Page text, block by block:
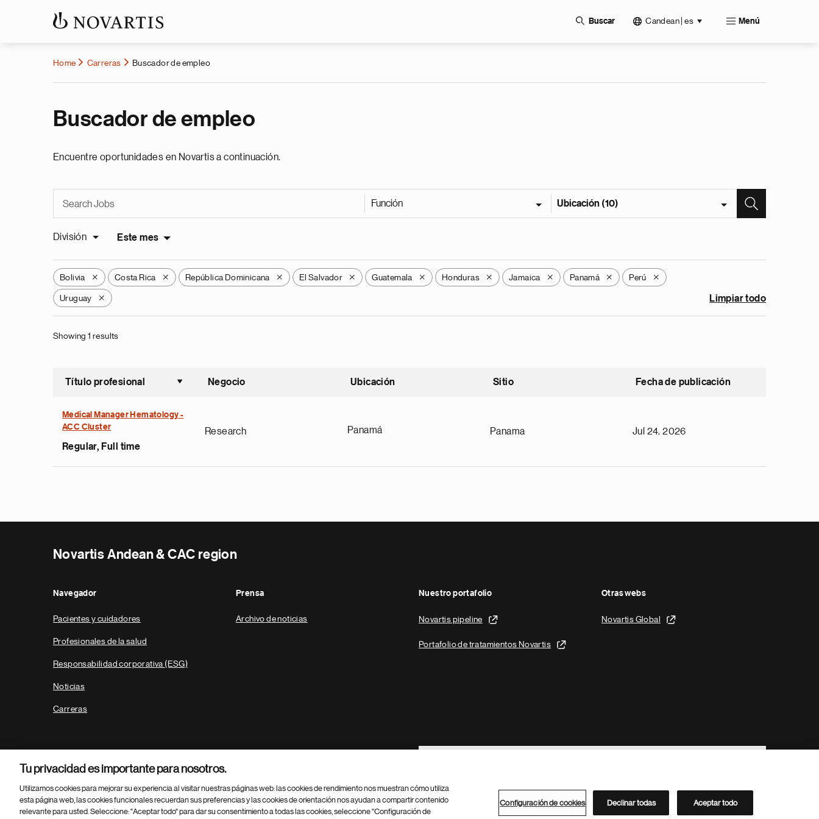
Buscar Candean | es Menú
Home Carreras Buscador de empleo
Buscador de empleo
Encuentre oportunidades en Novartis a continuación.
Función Ubicación (10)
División Este mes
Bolivia X Costa Rica X República Dominicana X El Salvador X Guatemala X Honduras X Jamaica X Panamá X Perú X
Uruguay X Limpiar todo
Showing 1 results
Título profesional
Ordenar ascendente
Negocio Ubicación Sitio Fecha de publicación
Medical Manager Hematology -
ACC Cluster
Regular, Full time
Research Panamá Panama Jul 24, 2026
Novartis Andean & CAC region
Navegador
Pacientes y cuidadores
Profesionales de la salud
Responsabilidad corporativa (ESG)
Noticias
Carreras
Prensa
Archivo de noticias
Nuestro portafolio
Novartis pipeline
Portafolio de tratamientos Novartis
Otras webs
Novartis Global
Footer Site Search
Parte
© 2026 Novartis AG Directorio de Novartis
Tu privacidad es importante para nosotros.
Utilizamos cookies para mejorar su experiencia al visitar nuestras páginas web: las cookies de rendimiento nos muestran cómo utiliza
esta página web, las cookies funcionales recuerdan sus preferencias y las cookies de orientación nos ayudan a compartir contenido
relevante para usted. Seleccione: "Aceptar todo" para dar su consentimiento a todas las cookies, seleccione "Configuración de
Configuración de cookies Declinar todas Aceptar todo